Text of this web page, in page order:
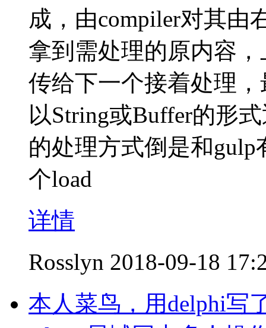
成，由compiler对其由
拿到需处理的原内容
传给下一个接着处理
以String或Buffer的
的处理方式倒是和
个load
详情
Rosslyn 2018-09-18
本人菜鸟，用delphi写